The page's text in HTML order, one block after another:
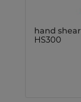
hand shear
HS300